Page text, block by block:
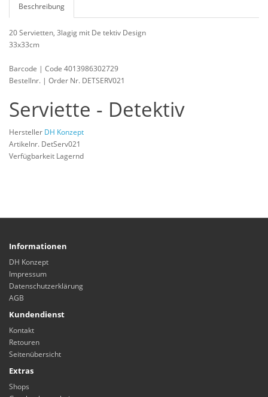
Beschreibung
20 Servietten, 3lagig mit De tektiv Design
33x33cm
Barcode | Code 4013986302729
Bestellnr. | Order Nr. DETSERV021
Serviette - Detektiv
Hersteller DH Konzept
Artikelnr. DetServ021
Verfügbarkeit Lagernd
Informationen
DH Konzept
Impressum
Datenschutzerklärung
AGB
Kundendienst
Kontakt
Retouren
Seitenübersicht
Extras
Shops